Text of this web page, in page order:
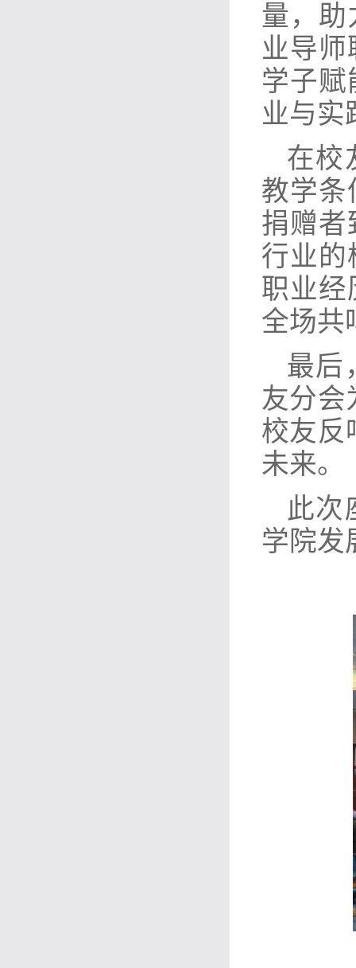
量，助
业导
学子
业与实
在校
教学条
捐赠者
行业的
职业经
全场共
最后
友分会
校友反
未来。
此次
学院发